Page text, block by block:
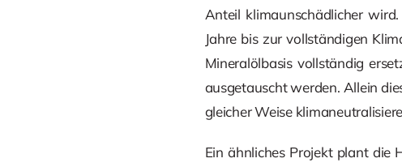
Anteil klimaunschädlicher
Jahre bis zur vollständigen
Mineralölbasis vollständig
ausgetauscht werden. Allein
gleicher Weise
Ein ähnliches Projekt plant die